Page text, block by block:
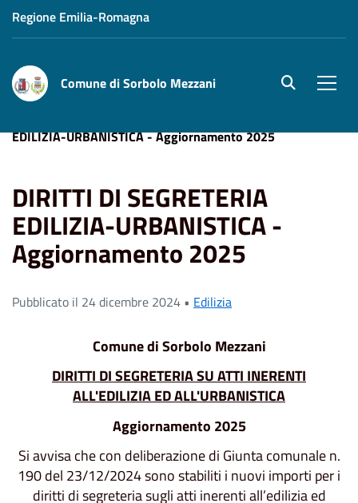
Regione Emilia-Romagna
Comune di Sorbolo Mezzani site.searc
EDILIZIA-URBANISTICA - Aggiornamento 2025
DIRITTI DI SEGRETERIA
EDILIZIA-URBANISTICA -
Aggiornamento 2025
Pubblicato il 24 dicembre 2024 • Edilizia
Comune di Sorbolo Mezzani
DIRITTI DI SEGRETERIA SU ATTI INERENTI
ALL'EDILIZIA ED ALL'URBANISTICA
Aggiornamento 2025
Si avvisa che con deliberazione di Giunta comunale n.
190 del 23/12/2024 sono stabiliti i nuovi importi per i
diritti di segreteria sugli atti inerenti all’edilizia ed